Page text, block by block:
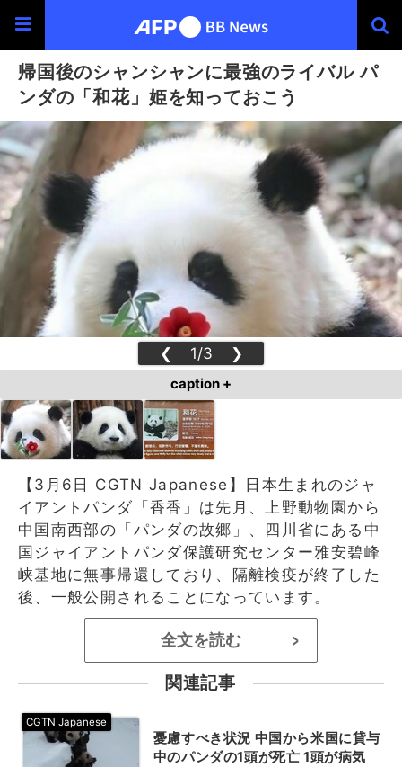
帰国後のシャンシャンに最強のライバル パ
ンダの「和花」姫を知っておこう
❮ 1/3 ❯
caption +
【3月6日 CGTN Japanese】日本生まれのジャ
イアントパンダ「香香」は先月、上野動物園から
中国南西部の「パンダの故郷」、四川省にある中
国ジャイアントパンダ保護研究センター雅安碧峰
峡基地に無事帰還しており、隔離検疫が終了した
後、一般公開されることになっています。
全文を読む >
関連記事
憂慮すべき状況 中国から米国に貸与
中のパンダの1頭が死亡 1頭が病気